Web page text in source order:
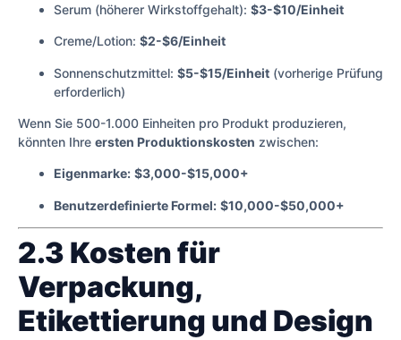
Serum (höherer Wirkstoffgehalt): $3-$10/Einheit
Creme/Lotion: $2-$6/Einheit
Sonnenschutzmittel: $5-$15/Einheit (vorherige Prüfung
erforderlich)
Wenn Sie 500-1.000 Einheiten pro Produkt produzieren,
könnten Ihre ersten Produktionskosten zwischen:
Eigenmarke: $3,000-$15,000+
Benutzerdefinierte Formel: $10,000-$50,000+
2.3 Kosten für
Verpackung,
Etikettierung und Design